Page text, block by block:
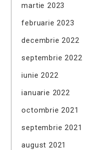
martie 2023
februarie 2023
decembrie 2022
septembrie 2022
iunie 2022
ianuarie 2022
octombrie 2021
septembrie 2021
august 2021